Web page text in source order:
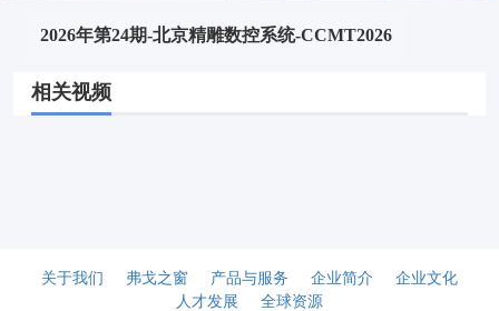
2026年第24期-北京精雕数控系统-CCMT2026
相关视频
关于我们 弗戈之窗 产品与服务 企业简介
企业文化
人才发展
全球资源